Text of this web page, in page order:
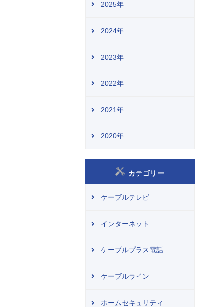
2025年
2024年
2023年
2022年
2021年
2020年
カテゴリー
ケーブルテレビ
インターネット
ケーブルプラス電話
ケーブルライン
ホームセキュリティ